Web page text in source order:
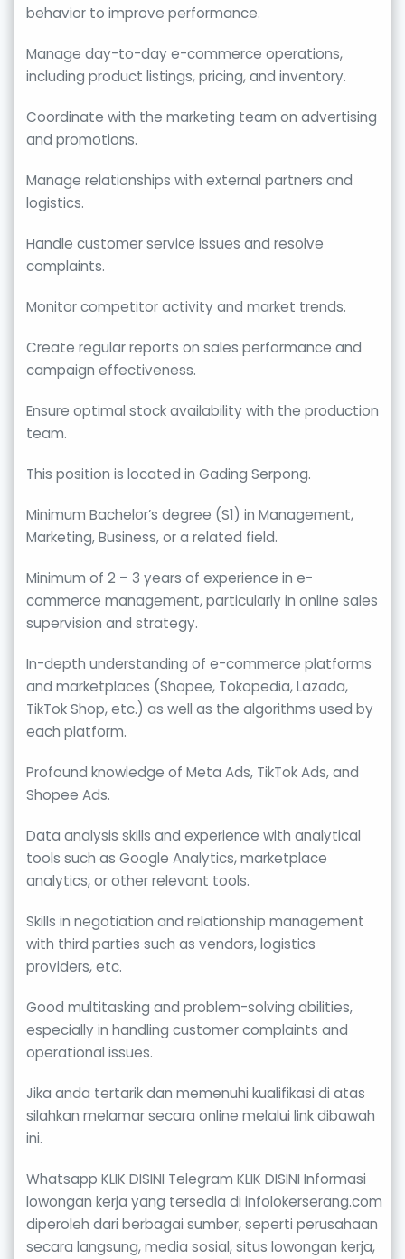
behavior to improve performance.
Manage day-to-day e-commerce operations,
including product listings, pricing, and inventory.
Coordinate with the marketing team on advertising
and promotions.
Manage relationships with external partners and
logistics.
Handle customer service issues and resolve
complaints.
⁠Monitor competitor activity and market trends.
Create regular reports on sales performance and
campaign effectiveness.
Ensure optimal stock availability with the production
team.
This position is located in Gading Serpong.
⁠Minimum Bachelor’s degree (S1) in Management,
Marketing, Business, or a related field.
Minimum of 2 – 3 years of experience in e-
commerce management, particularly in online sales
supervision and strategy.
In-depth understanding of e-commerce platforms
and marketplaces (Shopee, Tokopedia, Lazada,
TikTok Shop, etc.) as well as the algorithms used by
each platform.
Profound knowledge of Meta Ads, TikTok Ads, and
Shopee Ads.
Data analysis skills and experience with analytical
tools such as Google Analytics, marketplace
analytics, or other relevant tools.
Skills in negotiation and relationship management
with third parties such as vendors, logistics
providers, etc.
Good multitasking and problem-solving abilities,
especially in handling customer complaints and
operational issues.
Jika anda tertarik dan memenuhi kualifikasi di atas
silahkan melamar secara online melalui link dibawah
ini.
Whatsapp KLIK DISINI Telegram KLIK DISINI Informasi
lowongan kerja yang tersedia di infolokerserang.com
diperoleh dari berbagai sumber, seperti perusahaan
secara langsung, media sosial, situs lowongan kerja,